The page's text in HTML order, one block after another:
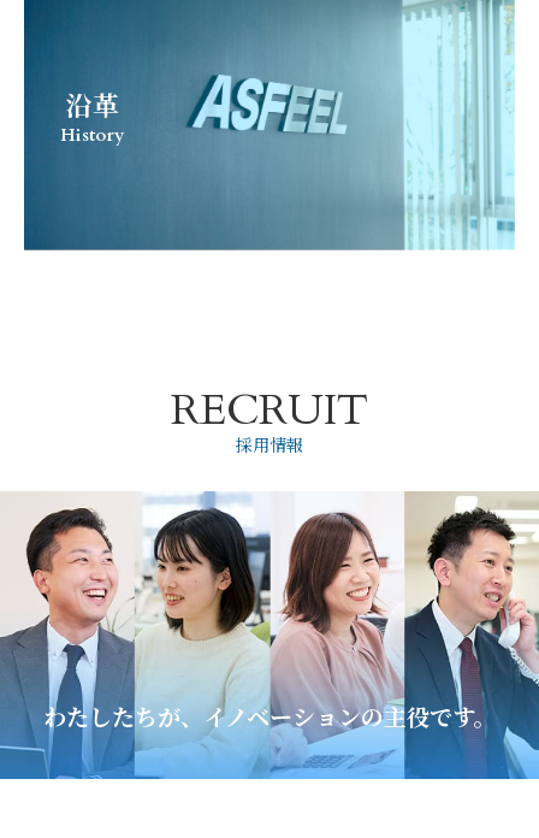
沿革
History
RECRUIT
採用情報
わたしたちが、イノベーションの主役です。